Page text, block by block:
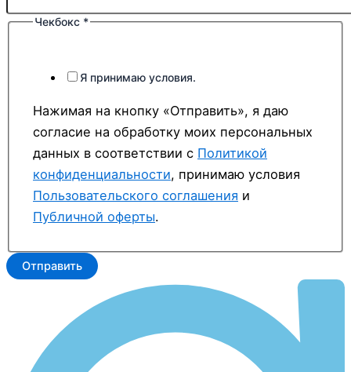
Страница:
Чекбокс *
Я принимаю условия.
Нажимая на кнопку «Отправить», я даю
согласие на обработку моих персональных
данных в соответствии с Политикой
конфиденциальности, принимаю условия
Пользовательского соглашения и
Публичной оферты.
Отправить